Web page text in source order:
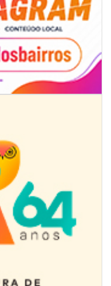
gratuitas e atividades